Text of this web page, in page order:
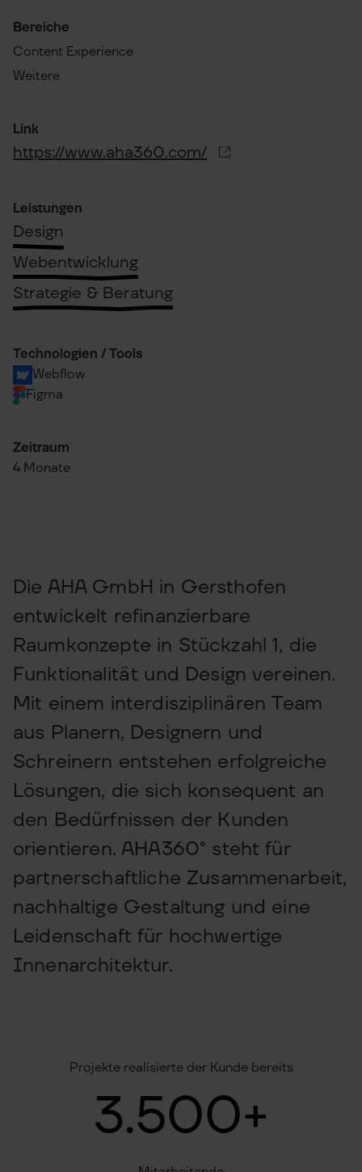
Bereiche
Content Experience
Weitere
Link
https://www.aha360.com/
Leistungen
Design
Webentwicklung
Strategie & Beratung
Technologien / Tools
Webflow
Figma
Zeitraum
4 Monate
Die AHA GmbH in Gersthofen
entwickelt refinanzierbare
Raumkonzepte in Stückzahl 1, die
Funktionalität und Design vereinen.
Mit einem interdisziplinären Team
aus Planern, Designern und
Schreinern entstehen erfolgreiche
Lösungen, die sich konsequent an
den Bedürfnissen der Kunden
orientieren. AHA360° steht für
partnerschaftliche Zusammenarbeit,
nachhaltige Gestaltung und eine
Leidenschaft für hochwertige
Innenarchitektur.
Projekte realisierte der Kunde bereits
3.500+